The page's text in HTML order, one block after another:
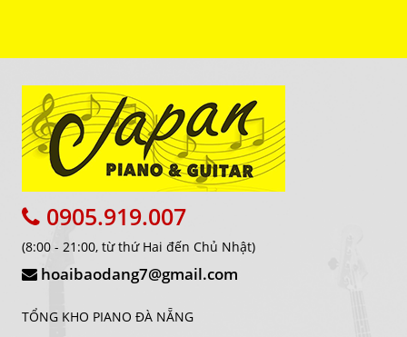
0905.919.007
(8:00 - 21:00, từ thứ Hai đến Chủ Nhật)
hoaibaodang7@gmail.com
TỔNG KHO PIANO ĐÀ NẴNG